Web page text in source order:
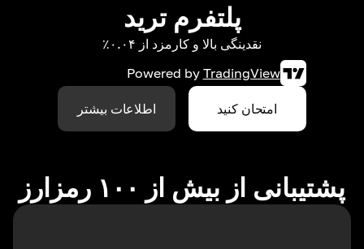
پلتفرم ترید
نقدینگی بالا و کارمزد از ۰.۰۴٪
Powered by TradingView
امتحان کنید اطلاعات بیشتر
پشتیبانی از بیش از ۱۰۰ رمزارز